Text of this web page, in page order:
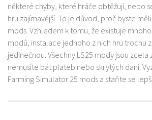
některé chyby, které hráče obtěžují, nebo
hru zajímavější. To je důvod, proč byste
mods. Vzhledem k tomu, že existuje mnoho
modů, instalace jednoho z nich hru trochu
jedinečnou. Všechny LS25 mody jsou zcela
nemusíte bát plateb nebo skrytých daní.
Farming Simulator 25 mods a staňte se